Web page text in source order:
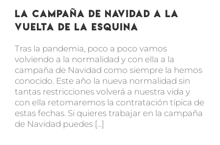
La campaña de Navidad a la
vuelta de la esquina
Tras la pandemia, poco a poco vamos
volviendo a la normalidad y con ella a la
campaña de Navidad como siempre la hemos
conocido. Este año la nueva normalidad sin
tantas restricciones volverá a nuestra vida y
con ella retomaremos la contratación típica de
estas fechas. Si quieres trabajar en la campaña
de Navidad puedes [...]